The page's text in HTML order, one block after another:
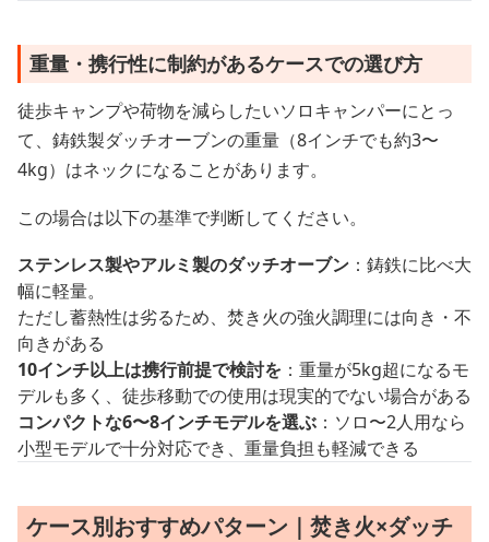
重量・携行性に制約があるケースでの選び方
徒歩キャンプや荷物を減らしたいソロキャンパーにとっ
て、鋳鉄製ダッチオーブンの重量（8インチでも約3〜
4kg）はネックになることがあります。
この場合は以下の基準で判断してください。
ステンレス製やアルミ製のダッチオーブン ：鋳鉄に比べ大
幅に軽量。
ただし蓄熱性は劣るため、焚き火の強火調理には向き・不
向きがある
10インチ以上は携行前提で検討を ：重量が5kg超になるモ
デルも多く、徒歩移動での使用は現実的でない場合がある
コンパクトな6〜8インチモデルを選ぶ ：ソロ〜2人用なら
小型モデルで十分対応でき、重量負担も軽減できる
ケース別おすすめパターン｜焚き火×ダッチ